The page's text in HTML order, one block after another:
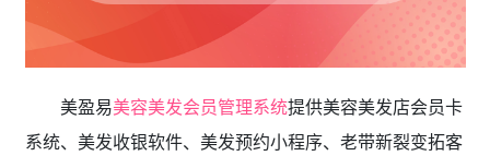
美盈易美容美发会员管理系统提供美容美发店会员卡
系统、美发收银软件、美发预约小程序、老带新裂变拓客